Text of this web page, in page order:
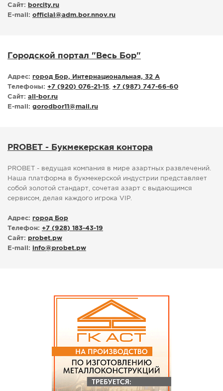
Сайт:
borcity.ru
E-mail: official @adm.bor.nnov.ru
Городской портал "Весь Бор"
Адрес: город Бор, Интернациональная, 32 А
Телефоны: +7 (920) 076-21-15, +7 (987) 747-66-60
Сайт: all-bor.ru
E-mail: gorodbor11@mail.ru
PROBET - Букмекерская контора
PROBET - ведущая компания в мире азартных развлечений.
Наша платформа в букмекерской индустрии представляет
собой золотой стандарт, сочетая азарт с выдающимся
сервисом, делая каждого игрока VIP.
Адрес: город Бор
Телефон: +7 (928) 183-43-19
Сайт: probet.pw
E-mail: info@probet.pw